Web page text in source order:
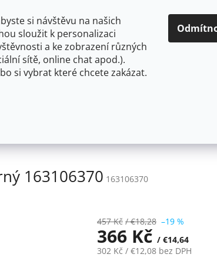
si návštěvu na našich
sloužit k personalizaci
a ke zobrazení různých
sítě, online chat apod.).
si vybrat které chcete zakázat.
HLEDAT
163106370 163106370
457 Kč / €18,28 –19 %
366 Kč / €14,64
302 Kč / €12,08 bez DPH